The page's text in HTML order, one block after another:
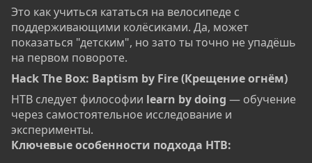
Это как учиться кататься на велосипеде с
поддерживающими колёсиками. Да, может
показаться "детским", но зато ты точно не упадёшь
на первом повороте.
Hack The Box: Baptism by Fire (Крещение огнём)​
HTB следует философии learn by doing — обучение
через самостоятельное исследование и
эксперименты.
Ключевые особенности подхода HTB: